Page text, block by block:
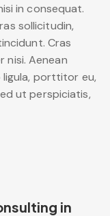
in consequat.
sollicitudin,
Cras
nisi. Aenean
ligula, porttitor eu,
ut perspiciatis,
in